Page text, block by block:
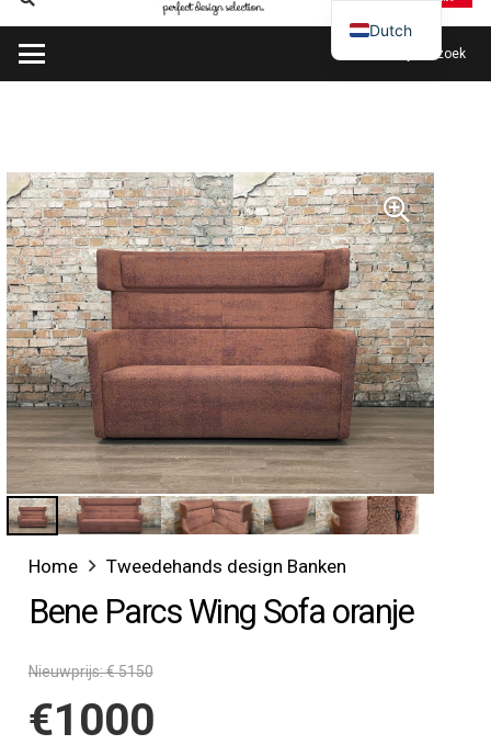
Plan mijn bezoek
Home Tweedehands design Banken
Bene Parcs Wing Sofa oranje
Nieuwprijs: € 5150
€1000
Dutch